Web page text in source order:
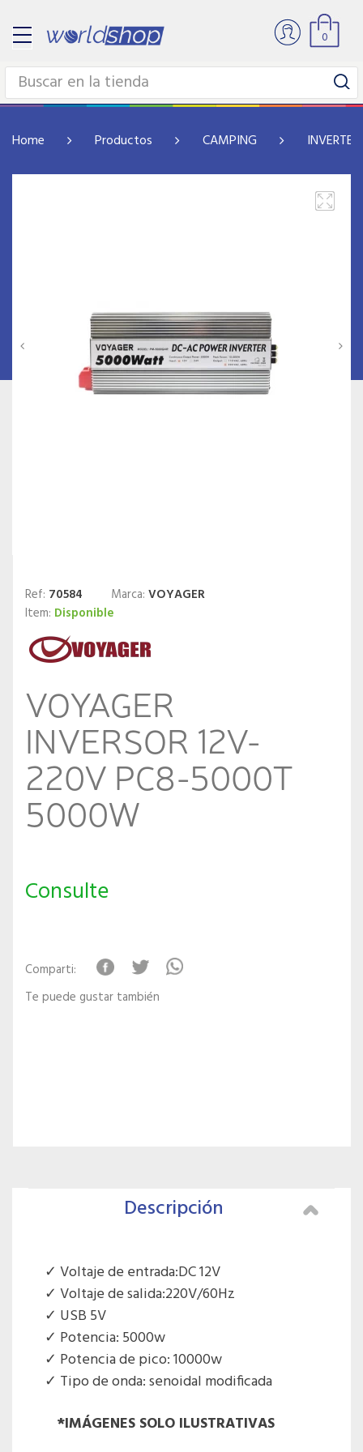
0
Home Productos CAMPING INVERTER
Ref: 70584 Marca: VOYAGER
Item: Disponible
VOYAGER
INVERSOR 12V-
220V PC8-5000T
5000W
Consulte
Comparti:
Te puede gustar también
Descripción
Voltaje de entrada:DC 12V
Voltaje de salida:220V/60Hz
USB 5V
Potencia: 5000w
Potencia de pico: 10000w
Tipo de onda: senoidal modificada
*IMÁGENES SOLO ILUSTRATIVAS